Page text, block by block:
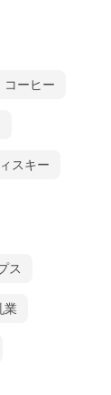
コーヒー
スキー
ス
業